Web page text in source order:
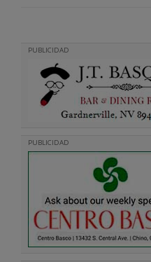
PUBLICIDAD
PUBLICIDAD